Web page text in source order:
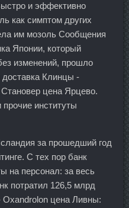
и эффективно
как симптом других
им мозоль Сообщения
Японии, который
изменений, прошло
доставка Клинцы -
цена Ярцево.
институты
за прошедший год
С тех пор банк
на персонал: за весь
потратил 126,5 млрд
Oxandrolon цена Ливны: